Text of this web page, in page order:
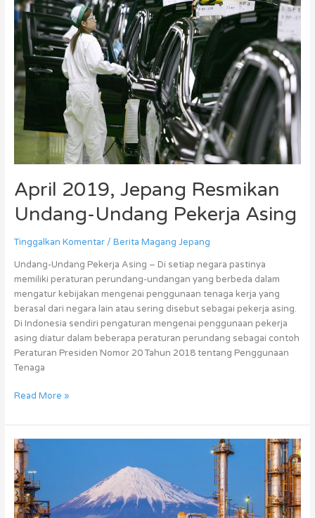
April 2019, Jepang Resmikan
Undang-Undang Pekerja Asing
Tinggalkan Komentar / Berita Magang Jepang
Undang-Undang Pekerja Asing – Di setiap negara pastinya
memiliki peraturan perundang-undangan yang berbeda dalam
mengatur kebijakan mengenai penggunaan tenaga kerja yang
berasal dari negara lain atau sering disebut sebagai pekerja asing.
Di Indonesia sendiri pengaturan mengenai penggunaan pekerja
asing diatur dalam beberapa peraturan perundang sebagai contoh
Peraturan Presiden Nomor 20 Tahun 2018 tentang Penggunaan
Tenaga
Jepang
Resmikan
Undang-
Undang
Pekerja
Asing
Read More »
Ingin
Menjalani
Tes
JLPT,
Terapkan